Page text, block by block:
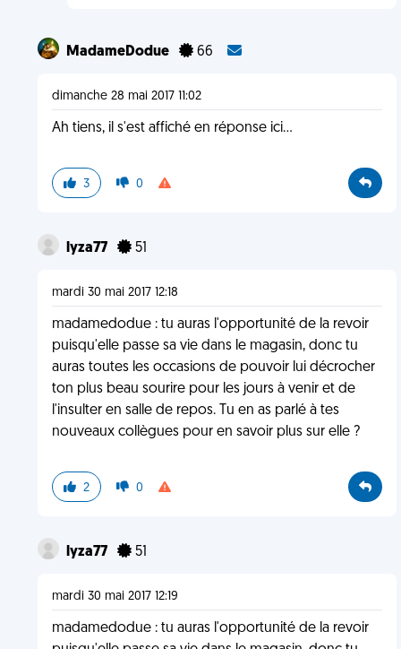
MadameDodue 66
dimanche 28 mai 2017 11:02
Ah tiens, il s'est affiché en réponse ici...
3 0
lyza77 51
mardi 30 mai 2017 12:18
madamedodue : tu auras l'opportunité de la revoir
puisqu'elle passe sa vie dans le magasin, donc tu
auras toutes les occasions de pouvoir lui décrocher
ton plus beau sourire pour les jours à venir et de
l'insulter en salle de repos. Tu en as parlé à tes
nouveaux collègues pour en savoir plus sur elle ?
2 0
lyza77 51
mardi 30 mai 2017 12:19
madamedodue : tu auras l'opportunité de la revoir